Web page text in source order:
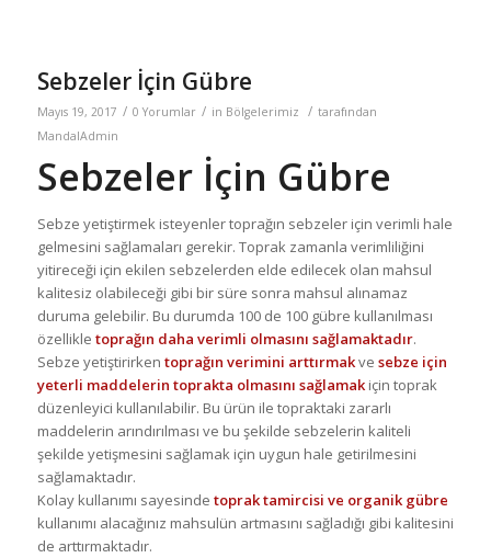
Sebzeler İçin Gübre
Mayıs 19, 2017 / 0 Yorumlar / in Bölgelerimiz / tarafından
MandalAdmin
Sebzeler İçin Gübre
Sebze yetiştirmek isteyenler toprağın sebzeler için verimli hale
gelmesini sağlamaları gerekir. Toprak zamanla verimliliğini
yitireceği için ekilen sebzelerden elde edilecek olan mahsul
kalitesiz olabileceği gibi bir süre sonra mahsul alınamaz
duruma gelebilir. Bu durumda 100 de 100 gübre kullanılması
özellikle toprağın daha verimli olmasını sağlamaktadır.
Sebze yetiştirirken toprağın verimini arttırmakve sebze için
yeterli maddelerin toprakta olmasını sağlamakiçin toprak
düzenleyici kullanılabilir. Bu ürün ile topraktaki zararlı
maddelerin arındırılması ve bu şekilde sebzelerin kaliteli
şekilde yetişmesini sağlamak için uygun hale getirilmesini
sağlamaktadır.
Kolay kullanımı sayesinde toprak tamircisi ve organik gübre
kullanımı alacağınız mahsulün artmasını sağladığı gibi kalitesini
de arttırmaktadır.